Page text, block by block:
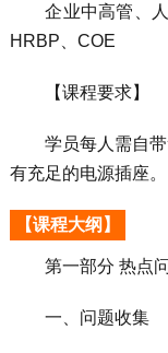
企业中高管、人
HRBP、COE
【课程要求】
学员每人需自带
有充足的电源插座。
【课程大纲】
第一部分 热点问
一、问题收集